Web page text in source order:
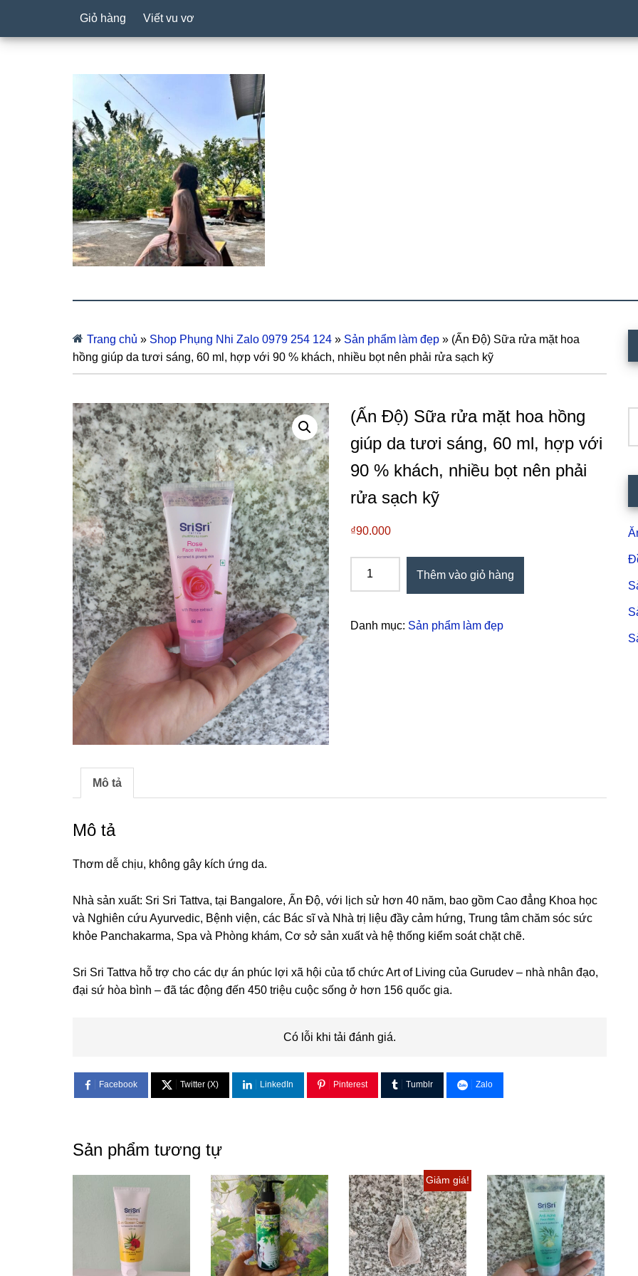
Giỏ hàng Viết vu vơ
Trang chủ » Shop Phụng Nhi Zalo 0979 254 124 » Sản phẩm làm đẹp » (Ấn Độ) Sữa rửa mặt hoa
hồng giúp da tươi sáng, 60 ml, hợp với 90 % khách, nhiều bọt nên phải rửa sạch kỹ
(Ấn Độ) Sữa rửa mặt hoa hồng
giúp da tươi sáng, 60 ml, hợp với
90 % khách, nhiều bọt nên phải
rửa sạch kỹ
₫90.000
rửa
hợp
bọt
nên
phải
sạch
kỹ
Thêm vào giỏ hàng
Danh mục: Sản phẩm làm đẹp
Mô tả
Mô tả
Thơm dễ chịu, không gây kích ứng da.
Nhà sản xuất: Sri Sri Tattva, tại Bangalore, Ấn Độ, với lịch sử hơn 40 năm, bao gồm Cao đẳng Khoa học
và Nghiên cứu Ayurvedic, Bệnh viện, các Bác sĩ và Nhà trị liệu đầy cảm hứng, Trung tâm chăm sóc sức
khỏe Panchakarma, Spa và Phòng khám, Cơ sở sản xuất và hệ thống kiểm soát chặt chẽ.
Sri Sri Tattva hỗ trợ cho các dự án phúc lợi xã hội của tổ chức Art of Living của Gurudev – nhà nhân đạo,
đại sứ hòa bình – đã tác động đến 450 triệu cuộc sống ở hơn 156 quốc gia.
Có lỗi khi tải đánh giá.
Facebook Twitter (X) LinkedIn Pinterest Tumblr Zalo
Sản phẩm tương tự
Giảm giá!